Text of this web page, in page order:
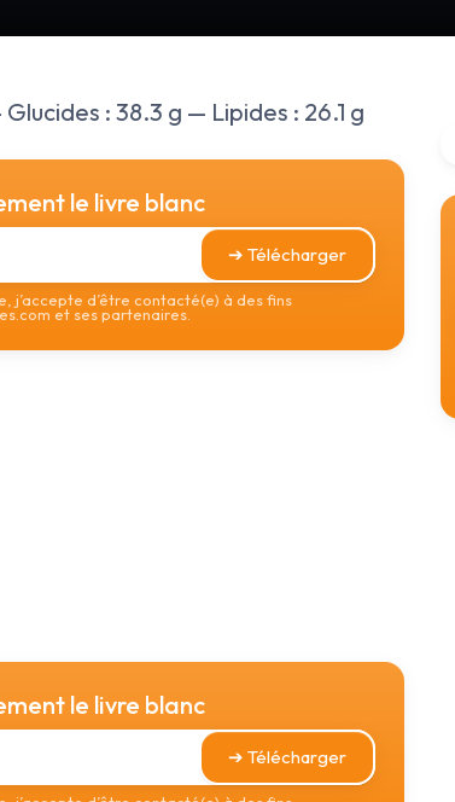
: 38.3 g — Lipides : 26.1 g
le livre blanc
➔ Télécharger
j’accepte d’être contacté(e) à des fins
et ses partenaires.
le livre blanc
➔ Télécharger